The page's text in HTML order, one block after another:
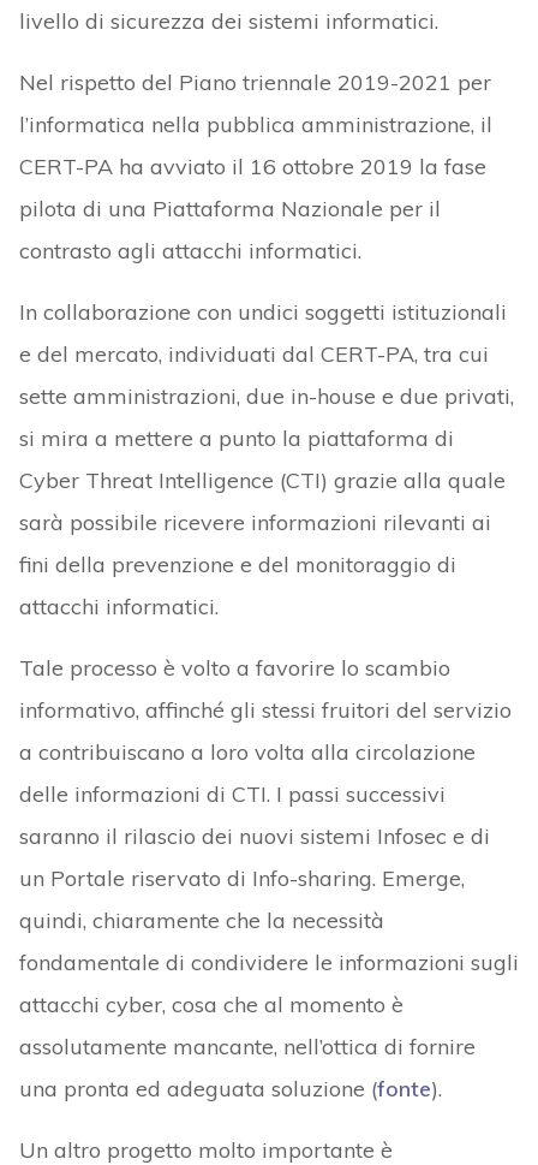
livello di sicurezza dei sistemi informatici.
Nel rispetto del Piano triennale 2019-2021 per
l’informatica nella pubblica amministrazione, il
CERT-PA ha avviato il 16 ottobre 2019 la fase
pilota di una Piattaforma Nazionale per il
contrasto agli attacchi informatici.
In collaborazione con undici soggetti istituzionali
e del mercato, individuati dal CERT-PA, tra cui
sette amministrazioni, due in-house e due privati,
si mira a mettere a punto la piattaforma di
Cyber Threat Intelligence (CTI) grazie alla quale
sarà possibile ricevere informazioni rilevanti ai
fini della prevenzione e del monitoraggio di
attacchi informatici.
Tale processo è volto a favorire lo scambio
informativo, affinché gli stessi fruitori del servizio
a contribuiscano a loro volta alla circolazione
delle informazioni di CTI. I passi successivi
saranno il rilascio dei nuovi sistemi Infosec e di
un Portale riservato di Info-sharing. Emerge,
quindi, chiaramente che la necessità
fondamentale di condividere le informazioni sugli
attacchi cyber, cosa che al momento è
assolutamente mancante, nell’ottica di fornire
una pronta ed adeguata soluzione (fonte).
Un altro progetto molto importante è